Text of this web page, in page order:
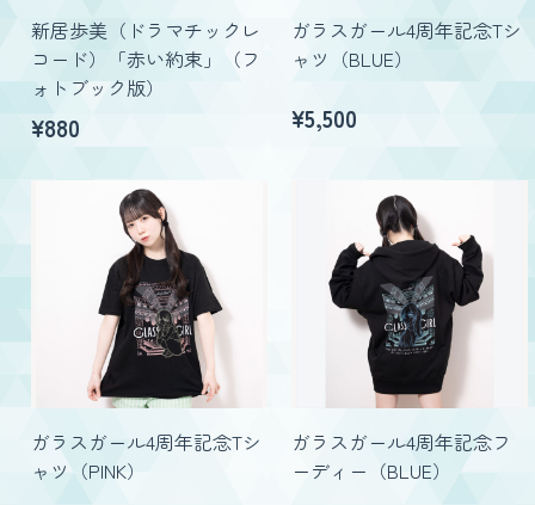
新居歩美（ドラマチックレ
コード）「赤い約束」（フ
ォトブック版）
¥880
ガラスガール4周年記念Tシ
ャツ（BLUE）
¥5,500
ガラスガール4周年記念Tシ
ャツ（PINK）
ガラスガール4周年記念フ
ーディー（BLUE）